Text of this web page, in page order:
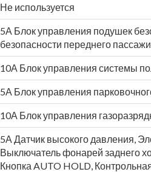
Не используется
5А Блок управления подушек
безопасности переднего
10А Блок управления системы
5А Блок управления
10А Блок управления
5А Датчик высокого давления,
Выключатель фонарей заднего
Кнопка AUTO HOLD,